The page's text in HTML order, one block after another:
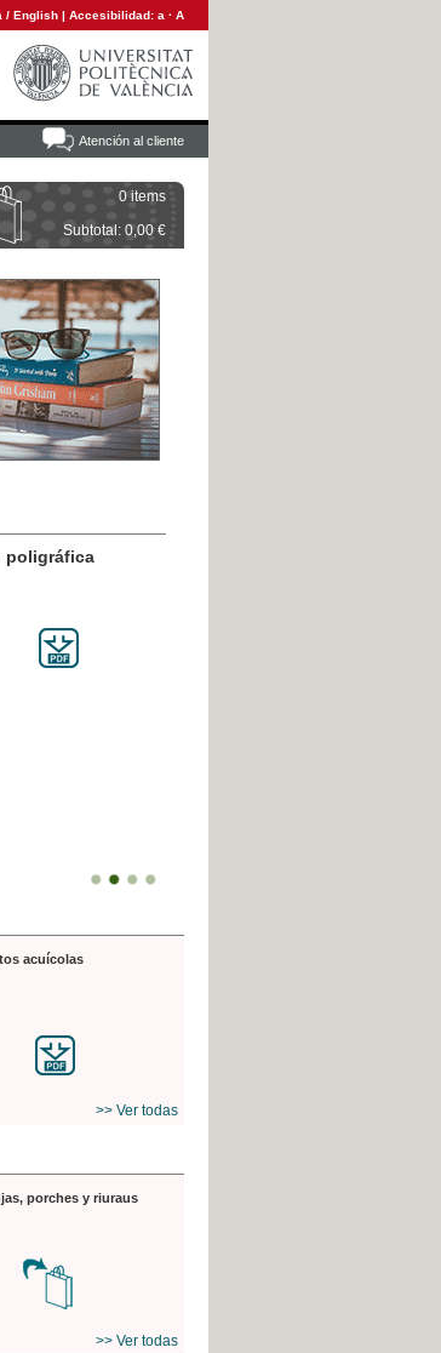
/ English | Accesibilidad: a · A
Atención al cliente
0 items
Subtotal: 0,00 €
acuícolas
>> Ver todas
porches y riuraus
>> Ver todas